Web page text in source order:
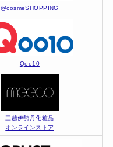
@cosmeSHOPPING
Qoo10
三越伊勢丹化粧品
オンラインストア